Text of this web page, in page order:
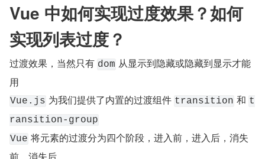
Vue 中如何实现过度效果？如何
实现列表过度？
过渡效果，当然只有 dom 从显示到隐藏或隐藏到显示才能
用
Vue.js 为我们提供了内置的过渡组件 transition 和 t
ransition-group
Vue 将元素的过渡分为四个阶段，进入前，进入后，消失